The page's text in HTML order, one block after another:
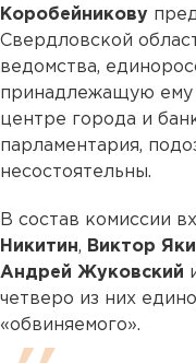
Коробейникову
Свердловской
ведомства,
принадлежащую ему
центре города и
парламентария,
несостоятельны.
В состав комиссии
Никитин, Виктор
Андрей Жуковский
четверо из них
«обвиняемого».